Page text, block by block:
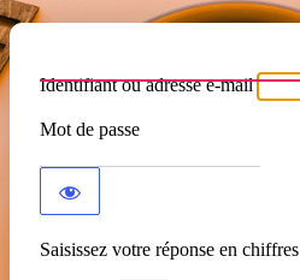
Identifiant ou adresse e-mail
Mot de passe
Saisissez votre réponse en chiffres